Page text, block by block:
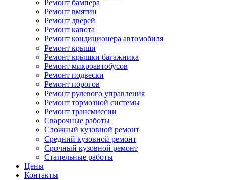
Ремонт бампера
Ремонт вмятин
Ремонт дверей
Ремонт капота
Ремонт кондиционера автомобиля
Ремонт крыши
Ремонт крышки багажника
Ремонт микроавтобусов
Ремонт подвески
Ремонт порогов
Ремонт рулевого управления
Ремонт тормозной системы
Ремонт трансмиссии
Сварочные работы
Сложный кузовной ремонт
Средний кузовной ремонт
Срочный кузовной ремонт
Стапельные работы
Цены
Контакты